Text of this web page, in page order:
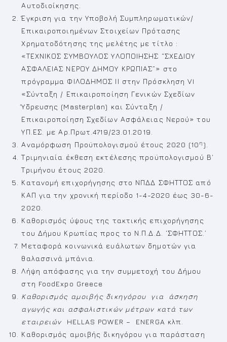
Αυτοδιοίκησης.
Έγκριση για την Υποβολή Συμπληρωματικών/
Επικαιροποιημένων Στοιχείων Πρότασης
Χρηματοδότησης της μελέτης με τίτλο :
«ΤΕΧΝΙΚΟΣ ΣΥΜΒΟΥΛΟΣ ΥΛΟΠΟΙΗΣΗΣ “ΣΧΕΔΙΟΥ
ΑΣΦΑΛΕΙΑΣ ΝΕΡΟΥ ΔΗΜΟΥ ΚΡΩΠΙΑΣ”» στο
πρόγραμμα ΦΙΛΟΔΗΜΟΣ ΙΙ στην Πρόσκληση VI
«Σύνταξη / Επικαιροποίηση Γενικών Σχεδίων
Ύδρευσης (Masterplan) και Σύνταξη /
Επικαιροποίηση Σχεδίων Ασφάλειας Νερού» του
ΥΠ.ΕΣ. με Αρ.Πρωτ.4719/23.01.2019.
Αναμόρφωση Προϋπολογισμού έτους 2020 (10 η ).
Τριμηνιαία έκθεση εκτέλεσης προϋπολογισμού Β΄
Τριμήνου έτους 2020.
Κατανομή επιχορήγησης στο ΝΠΔΔ ΣΦΗΤΤΟΣ από
ΚΑΠ για την χρονική περίοδο 1-4-2020 έως 30-6-
2020.
Καθορισμός ύψους της τακτικής επιχορήγησης
του Δήμου Κρωπίας προς το Ν.Π.Δ.Δ. ‘ΣΦΗΤΤΟΣ.’
Μεταφορά κοινωνικά ευάλωτων δημοτών για
θαλασσινά μπάνια.
Λήψη απόφασης για την συμμετοχή του Δήμου
στη FoodExpo Greece
Καθορισμός αμοιβής δικηγόρου για άσκηση
αγωγής και ασφαλιστικών μέτρων κατά των
εταιρειών
HELLAS POWER – ENERGA κλπ.
Καθορισμός αμοιβής δικηγόρου για παράσταση